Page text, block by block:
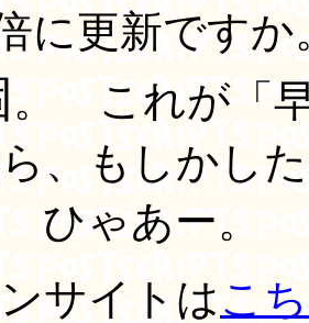
に更新です
。 これが「
、もしかし
ひゃあー。
サイトはこ